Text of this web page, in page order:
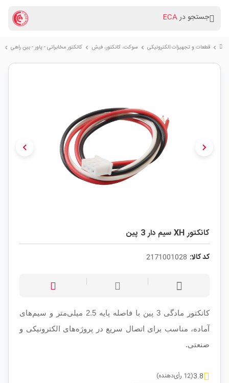
جستجو درECA
chevron_right قطعات و تجهیزات الکترونیکی chevron_right سوكت، کانکتور، فیش chevron_right کانکتور مخابراتی - پاور - بین راهی chevron_right
chevron_left chevron_right
کانکتور XH سیم دار 3 پین
کد کالا: 2171001028
کانکتور مادگی 3 پین با فاصله پایه 2.5 میلی‌متر و سیم‌های
آماده، مناسب برای اتصال سریع در پروژه‌های الکترونیکی و
صنعتی.
3.8(12 رأی‌دهنده)